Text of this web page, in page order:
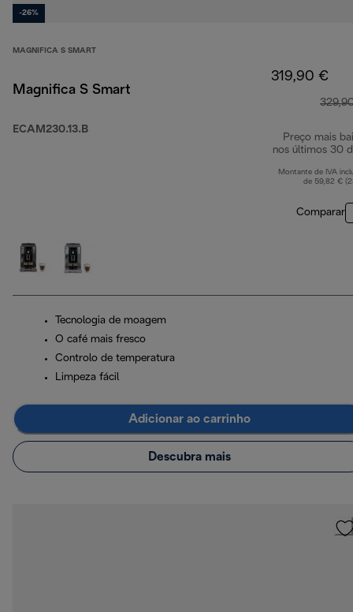
-26%
MAGNIFICA S SMART
Magnifica S Smart
ECAM230.13.B
319,90 €
Preço mais
nos últimos 30
Montante de IVA
de 59,82 €
Comparar
Tecnologia de moagem
O café mais fresco
Controlo de temperatura
Limpeza fácil
Adicionar ao carrinho
Descubra mais